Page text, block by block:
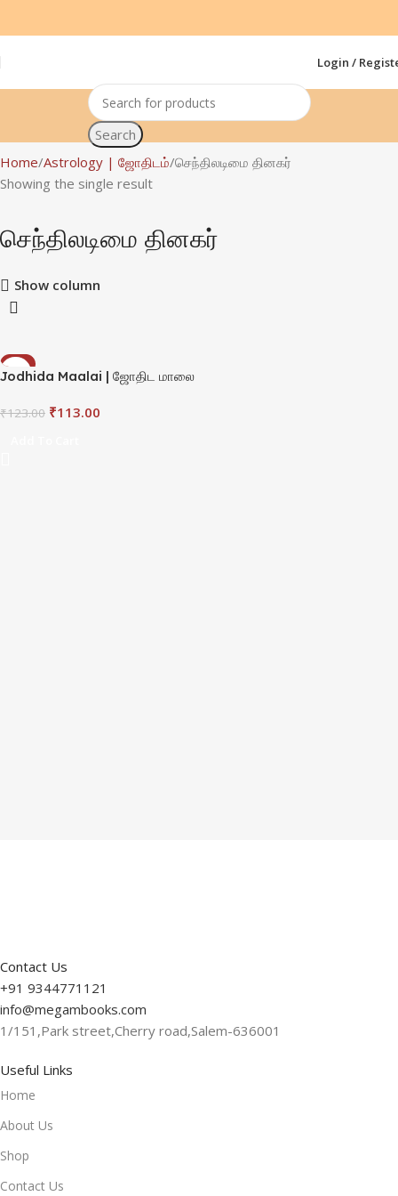
Login /
Search
Home Astrology | ஜோதிடம் செந்திலடிமை தினகர்
Showing the single result
செந்திலடிமை தினகர்
Show column
-8%
Jodhida Maalai | ஜோதிட மாலை
₹123.00 ₹113.00
Contact Us
+91 9344771121
info@megambooks.com
1/151,Park street,Cherry road,Salem-636001
Useful Links
Home
About Us
Shop
Contact Us